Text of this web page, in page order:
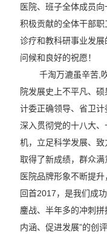
医院、班子全体成员
积极贡献的全体干部
诊疗和教科研事业发
问候和良好的祝愿！
千淘万漉虽辛苦,吹
院发展史上不平凡、
计委正确领导、省卫计
深入贯彻党的十八大
机，立足科学发展、
取得了新成绩，群众满
医院品牌形象不断提升
回首2017，是我们成
鏖战、半年多的冲刺
内涵、促进发展”的创